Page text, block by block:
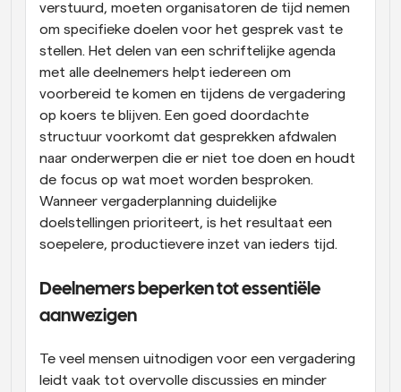
verstuurd, moeten organisatoren de tijd nemen
om specifieke doelen voor het gesprek vast te
stellen. Het delen van een schriftelijke agenda
met alle deelnemers helpt iedereen om
voorbereid te komen en tijdens de vergadering
op koers te blijven. Een goed doordachte
structuur voorkomt dat gesprekken afdwalen
naar onderwerpen die er niet toe doen en houdt
de focus op wat moet worden besproken.
Wanneer vergaderplanning duidelijke
doelstellingen prioriteert, is het resultaat een
soepelere, productievere inzet van ieders tijd.
Deelnemers beperken tot essentiële
aanwezigen
Te veel mensen uitnodigen voor een vergadering
leidt vaak tot overvolle discussies en minder